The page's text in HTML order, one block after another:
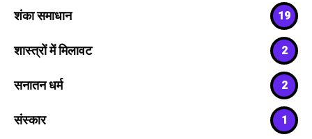
शंका समाधान 19
शास्त्रों में मिलावट 2
सनातन धर्म 2
संस्कार 1